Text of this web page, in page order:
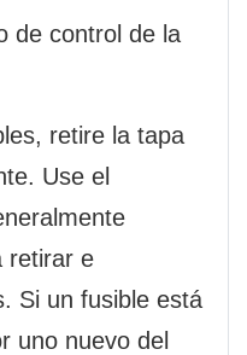
de control de la
retire la tapa
Use el
retirar e
Si un fusible está
uno nuevo del